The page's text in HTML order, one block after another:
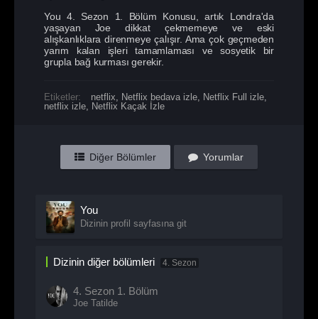
You 4. Sezon 1. Bölüm Konusu, artık Londra'da
yaşayan Joe dikkat çekmemeye ve eski
alışkanlıklara direnmeye çalışır. Ama çok geçmeden
yarım kalan işleri tamamlaması ve sosyetik bir
grupla bağ kurması gerekir.
Etiketler: netflix Netflix bedava izle Netflix Full izle
netflix izle Netflix Kaçak İzle
Diğer Bölümler Yorumlar
You
Dizinin profil sayfasına git
Dizinin diğer bölümleri 4. Sezon
4. Sezon 1. Bölüm
Joe Tatilde